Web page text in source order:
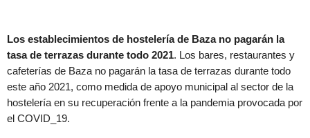
Los establecimientos de hostelería de Baza no pagarán la
tasa de terrazas durante todo 2021. Los bares, restaurantes y
cafeterías de Baza no pagarán la tasa de terrazas durante todo
este año 2021, como medida de apoyo municipal al sector de la
hostelería en su recuperación frente a la pandemia provocada por
el COVID_19.